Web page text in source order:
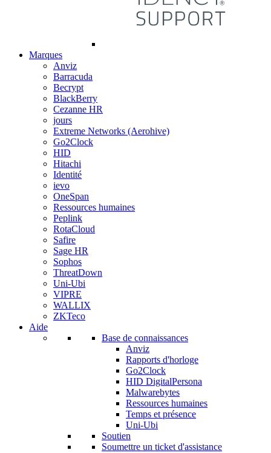
Marques
Anviz
Barracuda
Becrypt
BlackBerry
Cezanne HR
jours
Extreme Networks (Aerohive)
Go2Clock
HID
Hitachi
Identité
ievo
OneSpan
Ressources humaines
Peplink
RotaCloud
Safire
Sage HR
Sophos
ThreatDown
Uni-Ubi
VIPRE
WALLIX
ZKTeco
Aide
Base de connaissances
Anviz
Rapports d'horloge
Go2Clock
HID DigitalPersona
Malwarebytes
Ressources humaines
Temps et présence
Uni-Ubi
Soutien
Soumettre un ticket d'assistance